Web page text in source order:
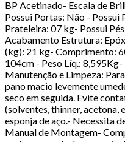
BP Acetinado- Escala de
Possui Portas: Não -
Prateleira: 07 kg- Possui
Acabamento Estrutura:
(kg): 21 kg- Comprimento:
104cm - Peso Líq.:
Manutenção e Limpeza:
pano macio levemente
seco em seguida. Evite
(solventes, thinner, acetona,
esponja de aço.- Necessita
Manual de Montagem-